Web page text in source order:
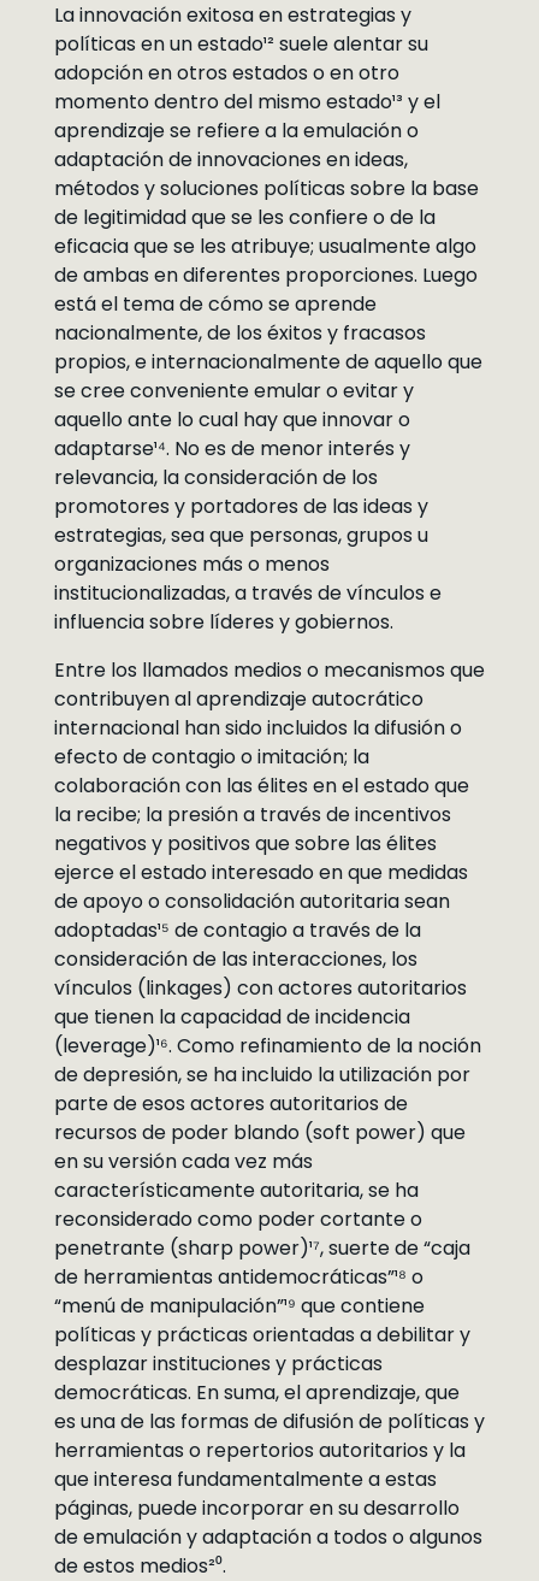
La innovación exitosa en estrategias y
políticas en un estado¹² suele alentar su
adopción en otros estados o en otro
momento dentro del mismo estado¹³ y el
aprendizaje se refiere a la emulación o
adaptación de innovaciones en ideas,
métodos y soluciones políticas sobre la base
de legitimidad que se les confiere o de la
eficacia que se les atribuye; usualmente algo
de ambas en diferentes proporciones. Luego
está el tema de cómo se aprende
nacionalmente, de los éxitos y fracasos
propios, e internacionalmente de aquello que
se cree conveniente emular o evitar y
aquello ante lo cual hay que innovar o
adaptarse¹⁴. No es de menor interés y
relevancia, la consideración de los
promotores y portadores de las ideas y
estrategias, sea que personas, grupos u
organizaciones más o menos
institucionalizadas, a través de vínculos e
influencia sobre líderes y gobiernos.
Entre los llamados medios o mecanismos que
contribuyen al aprendizaje autocrático
internacional han sido incluidos la difusión o
efecto de contagio o imitación; la
colaboración con las élites en el estado que
la recibe; la presión a través de incentivos
negativos y positivos que sobre las élites
ejerce el estado interesado en que medidas
de apoyo o consolidación autoritaria sean
adoptadas¹⁵ de contagio a través de la
consideración de las interacciones, los
vínculos (linkages) con actores autoritarios
que tienen la capacidad de incidencia
(leverage)¹⁶. Como refinamiento de la noción
de depresión, se ha incluido la utilización por
parte de esos actores autoritarios de
recursos de poder blando (soft power) que
en su versión cada vez más
característicamente autoritaria, se ha
reconsiderado como poder cortante o
penetrante (sharp power)¹⁷, suerte de “caja
de herramientas antidemocráticas”¹⁸ o
“menú de manipulación”¹⁹ que contiene
políticas y prácticas orientadas a debilitar y
desplazar instituciones y prácticas
democráticas. En suma, el aprendizaje, que
es una de las formas de difusión de políticas y
herramientas o repertorios autoritarios y la
que interesa fundamentalmente a estas
páginas, puede incorporar en su desarrollo
de emulación y adaptación a todos o algunos
de estos medios²⁰.